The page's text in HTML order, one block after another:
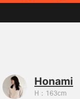
Honami
H：163cm